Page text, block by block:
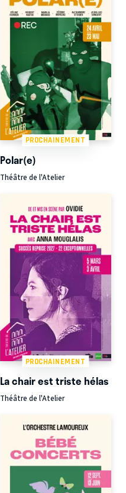
PROCHAINEMENT
Polar(e)
Théâtre de l'Atelier
PROCHAINEMENT
La chair est triste hélas
Théâtre de l'Atelier